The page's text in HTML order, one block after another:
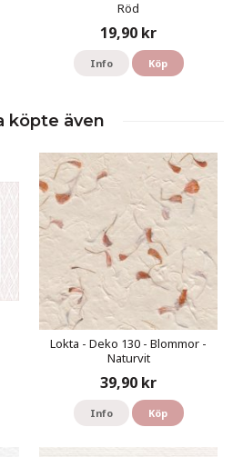
Röd
19,90 kr
Info Köp
köpte även
Lokta - Deko 130 - Blommor -
Naturvit
39,90 kr
Info Köp